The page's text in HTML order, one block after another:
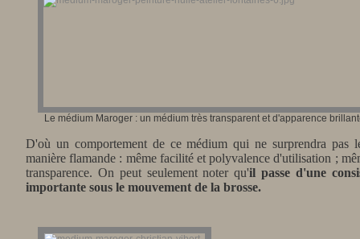
Le médium Maroger : un médium très transparent et d'apparence
D'où un comportement de ce médium qui ne surprendra pas
manière flamande : même facilité et polyvalence d'utilisation ;
transparence. On peut seulement noter qu'il passe d'une
importante sous le mouvement de la brosse.